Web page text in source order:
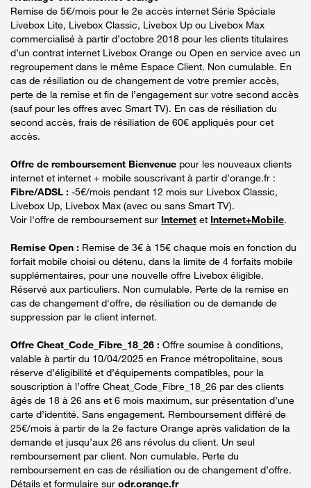
Remise de 5€/mois pour le 2e accès internet Série Spéciale
Livebox Lite, Livebox Classic, Livebox Up ou Livebox Max
commercialisé à partir d’octobre 2018 pour les clients titulaires
d’un contrat internet Livebox Orange ou Open en service avec un
regroupement dans le même Espace Client. Non cumulable. En
cas de résiliation ou de changement de votre premier accès,
perte de la remise et fin de l’engagement sur votre second accès
(sauf pour les offres avec Smart TV). En cas de résiliation du
second accès, frais de résiliation de 60€ appliqués pour cet
accès.
Offre de remboursement Bienvenue pour les nouveaux clients
internet et internet + mobile souscrivant à partir d’orange.fr :
Fibre/ADSL : -5€/mois pendant 12 mois sur Livebox Classic,
Livebox Up, Livebox Max (avec ou sans Smart TV).
Voir l'offre de remboursement sur Internet et Internet+Mobile.
Remise Open : Remise de 3€ à 15€ chaque mois en fonction du
forfait mobile choisi ou détenu, dans la limite de 4 forfaits mobile
supplémentaires, pour une nouvelle offre Livebox éligible.
Réservé aux particuliers. Non cumulable. Perte de la remise en
cas de changement d'offre, de résiliation ou de demande de
suppression par le client internet.
Offre Cheat_Code_Fibre_18_26 : Offre soumise à conditions,
valable à partir du 10/04/2025 en France métropolitaine, sous
réserve d’éligibilité et d’équipements compatibles, pour la
souscription à l’offre Cheat_Code_Fibre_18_26 par des clients
âgés de 18 à 26 ans et 6 mois maximum, sur présentation d’une
carte d’identité. Sans engagement. Remboursement différé de
25€/mois à partir de la 2e facture Orange après validation de la
demande et jusqu’aux 26 ans révolus du client. Un seul
remboursement par client. Non cumulable. Perte du
remboursement en cas de résiliation ou de changement d’offre.
Détails et formulaire sur odr.orange.fr